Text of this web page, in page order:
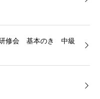
研修会 基本のき 中級